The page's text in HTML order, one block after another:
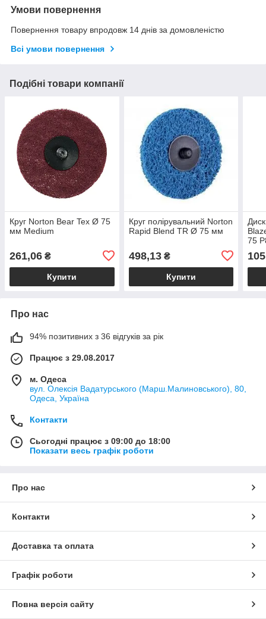
Умови повернення
Повернення товару впродовж 14 днів за домовленістю
Всі умови повернення
Подібні товари компанії
Круг Norton Bear Tex Ø 75
мм Medium
261,06 ₴
Купити
Круг полірувальний Norton
Rapid Blend TR Ø 75 мм
498,13₴
Купити
75
Про нас
94% позитивних з 36 відгуків за рік
Працює з 29.08.2017
м. Одеса
вул. Олексія Вадатурського (Марш.Малиновського), 80,
Одеса, Україна
Контакти
Сьогодні працює з 09:00 до 18:00
Показати весь графік роботи
Про нас
Контакти
Доставка та оплата
Графік роботи
Повна версія сайту